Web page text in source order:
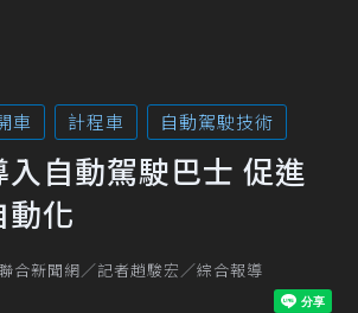
車 計程車 自動駕駛技術
自動駕駛巴士 促進
動化
合新聞網／記者趙駿宏／綜合報導